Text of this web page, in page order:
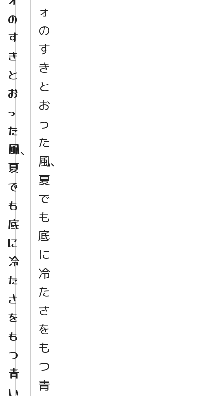
の
す
き
と
お
っ
た
風、
夏
で
も
底
に
冷
た
さ
を
も
つ
青
い
ォ
の
す
き
と
お
っ
た
風、
夏
で
も
底
に
冷
た
さ
を
も
つ
青